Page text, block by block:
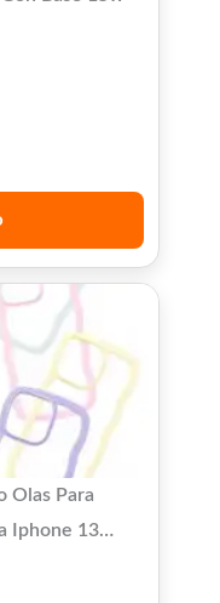
Olas Para
Iphone 13